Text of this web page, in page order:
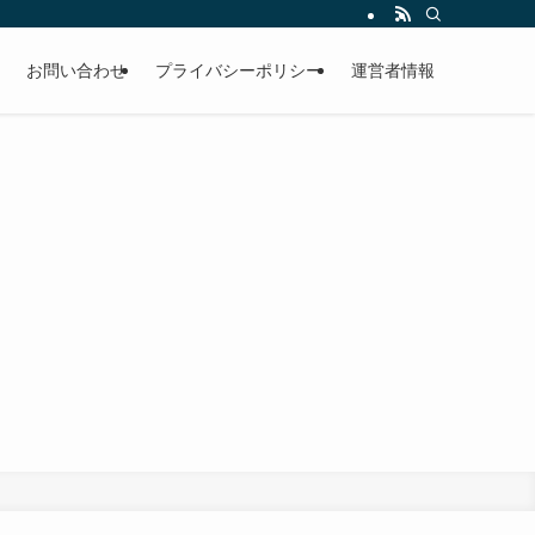
お問い合わせ プライバシーポリシー 運営者情報